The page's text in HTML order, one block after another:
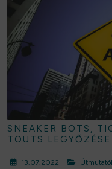
SNEAKER BOTS,
TOUTS LEGYŐZÉSE
13.07.2022